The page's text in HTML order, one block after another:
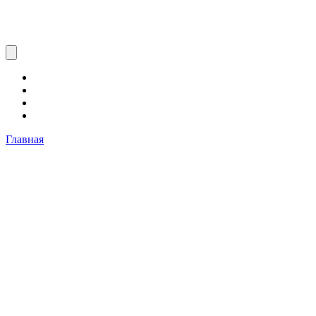
Главная